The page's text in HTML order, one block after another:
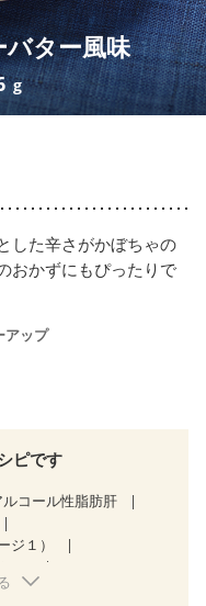
ター風味
g
した辛さがかぼちゃの
おかずにもぴったりで
アップ
ピです
コール性脂肪肝
ジ１）
a）
ルモン療法中）